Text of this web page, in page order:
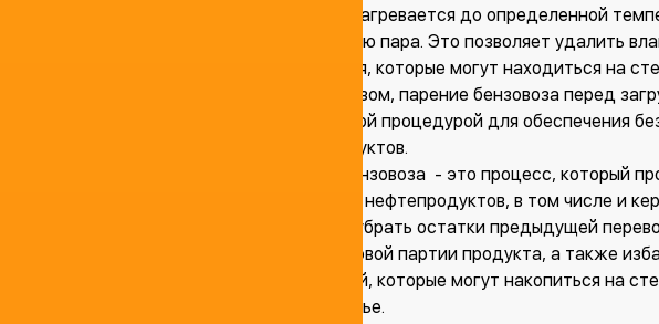
цистерны нагревается до определенной
воздействию пара. Это позволяет удалить
загрязнения, которые могут находиться на
Таким образом, парение бензовоза перед
необходимой процедурой для обеспечения
нефтепродуктов.
Парение бензовоза - это процесс, который
перевозкой нефтепродуктов, в том числе и
позволяет убрать остатки предыдущей
качество новой партии продукта, а также
загрязнений, которые могут накопиться на
нашей статье.